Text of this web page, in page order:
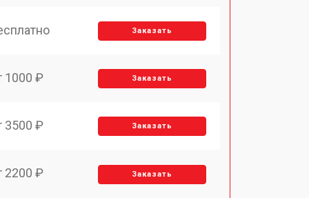
Заказать
1000 ₽ Заказать
3500 ₽ Заказать
2200 ₽ Заказать